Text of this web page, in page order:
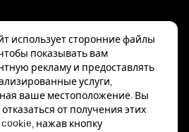
использует сторонние файлы
показывать вам
рекламу и предоставлять
услуги,
ваше местоположение. Вы
от получения этих
нажав кнопку